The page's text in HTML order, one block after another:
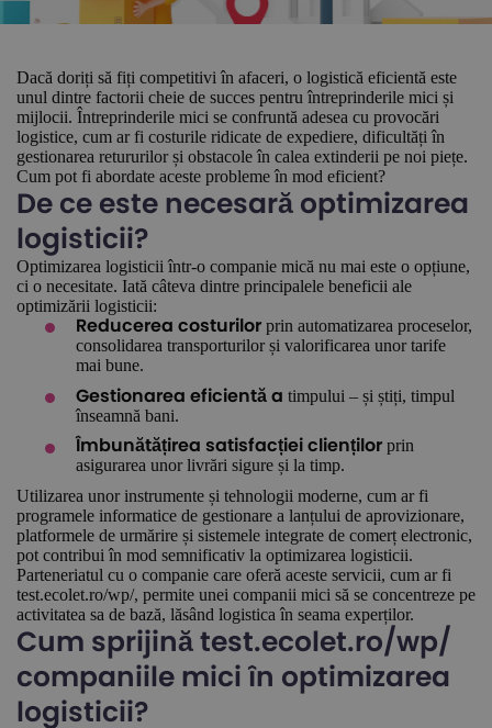
Dacă doriți să fiți competitivi în afaceri, o logistică eficientă este
unul dintre factorii cheie de succes pentru întreprinderile mici și
mijlocii. Întreprinderile mici se confruntă adesea cu provocări
logistice, cum ar fi costurile ridicate de expediere, dificultăți în
gestionarea retururilor și obstacole în calea extinderii pe noi piețe.
Cum pot fi abordate aceste probleme în mod eficient?
De ce este necesară optimizarea
logisticii?
Optimizarea logisticii într-o companie mică nu mai este o opțiune,
ci o necesitate. Iată câteva dintre principalele beneficii ale
optimizării logisticii:
Reducerea costurilorprin automatizarea proceselor,
consolidarea transporturilor și valorificarea unor tarife
mai bune.
Gestionarea eficientă atimpului – și știți, timpul
înseamnă bani.
Îmbunătățirea satisfacției cliențilorprin
asigurarea unor livrări sigure și la timp.
Utilizarea unor instrumente și tehnologii moderne, cum ar fi
programele informatice de gestionare a lanțului de aprovizionare,
platformele de urmărire și sistemele integrate de comerț electronic,
pot contribui în mod semnificativ la optimizarea logisticii.
Parteneriatul cu o companie care oferă aceste servicii, cum ar fi
test.ecolet.ro/wp/, permite unei companii mici să se concentreze pe
activitatea sa de bază, lăsând logistica în seama experților.
Cum sprijină test.ecolet.ro/wp/
companiile mici în optimizarea
logisticii?